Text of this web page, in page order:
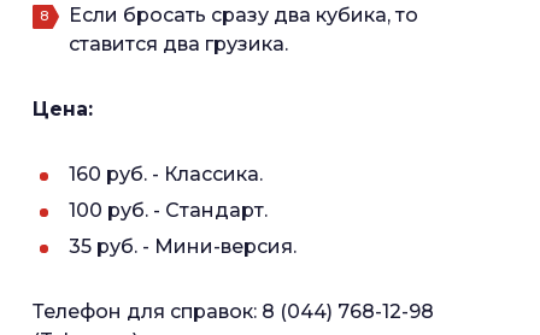
Если бросать сразу два кубика, то
ставится два грузика.
Цена:
160 руб. - Классика.
100 руб. - Стандарт.
35 руб. - Мини-версия.
Телефон для справок: 8 (044) 768-12-98